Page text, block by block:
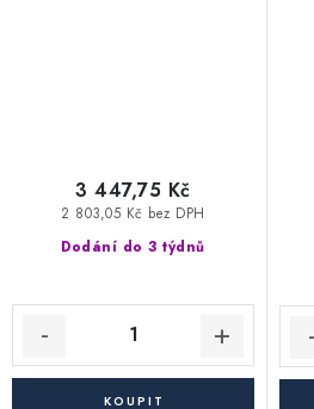
Dodání do 3 týdnů
2 803,05 Kč bez DPH
3 447,75 Kč